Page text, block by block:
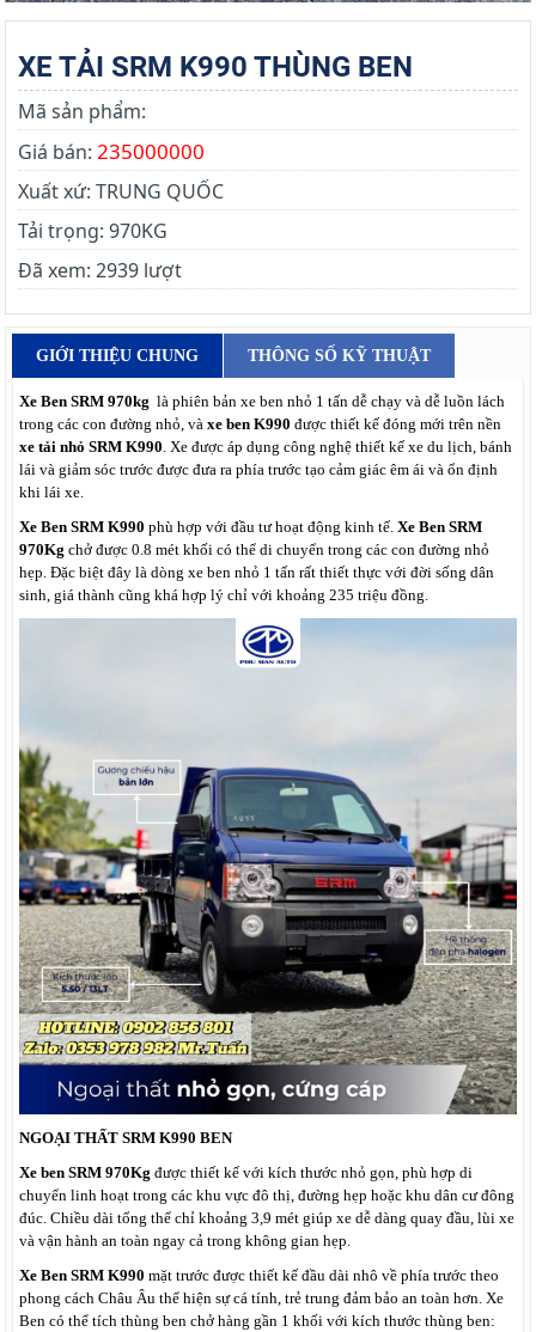
XE TẢI SRM K990 THÙNG BEN
Mã sản phẩm:
Giá bán:235000000
Xuất xứ: TRUNG QUỐC
Tải trọng: 970KG
Đã xem: 2939 lượt
GIỚI THIỆU CHUNG THÔNG SỐ KỸ THUẬT
Xe Ben SRM 970kg là phiên bản xe ben nhỏ 1 tấn dễ chạy và dễ luồn lách
trong các con đường nhỏ, vàxe ben K990 được thiết kế đóng mới trên nền
xe tải nhỏ SRM K990 . Xe được áp dụng công nghệ thiết kế xe du lịch, bánh
lái và giảm sóc trước được đưa ra phía trước tạo cảm giác êm ái và ổn định
khi lái xe.
Xe Ben SRM K990 phù hợp với đầu tư hoạt động kinh tế.Xe Ben SRM
970Kg chở được 0.8 mét khối có thể di chuyển trong các con đường nhỏ
hẹp. Đặc biệt đây là dòng xe ben nhỏ 1 tấn rất thiết thực với đời sống dân
sinh, giá thành cũng khá hợp lý chỉ với khoảng 235 triệu đồng.
NGOẠI THẤT SRM K990 BEN
Xe ben SRM 970Kg được thiết kế với kích thước nhỏ gọn, phù hợp di
chuyển linh hoạt trong các khu vực đô thị, đường hẹp hoặc khu dân cư đông
đúc. Chiều dài tổng thể chỉ khoảng 3,9 mét giúp xe dễ dàng quay đầu, lùi xe
và vận hành an toàn ngay cả trong không gian hẹp.
Xe Ben SRM K990 mặt trước được thiết kế đầu dài nhô về phía trước theo
phong cách Châu Âu thể hiện sự cá tính, trẻ trung đảm bảo an toàn hơn. Xe
Ben có thể tích thùng ben chở hàng gần 1 khối với kích thước thùng ben: